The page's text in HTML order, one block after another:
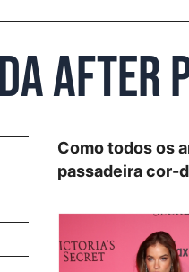
after
Como todos os
passadeira cor-